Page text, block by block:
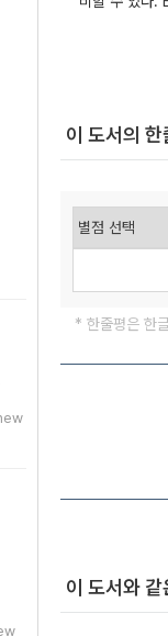
이 도서의 한
* 한줄평은 한
이 도서와